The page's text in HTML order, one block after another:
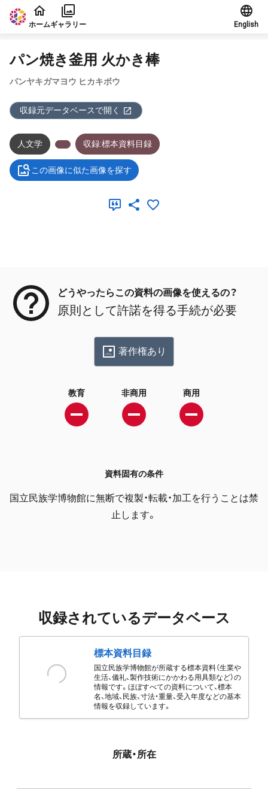
本文に飛ぶ
ホームギャラリー English
パン焼き釜用 火かき棒
パンヤキガマヨウ ヒカキボウ
収録元データベースで開く
人文学 収録:標本資料目録
この画像に似た画像を探す
どうやったらこの資料の画像を使えるの？
原則として許諾を得る手続が必要
著作権あり
教育 非商用 商用
資料固有の条件
国立民族学博物館に無断で複製・転載・加工を行うことは禁
止します。
収録されているデータベース
標本資料目録
国立民族学博物館が所蔵する標本資料（生業や
生活、儀礼、製作技術にかかわる用具類など）の
情報です。ほぼすべての資料について、標本
名、地域、民族、寸法・重量、受入年度などの基本
情報を収録しています。
所蔵・所在